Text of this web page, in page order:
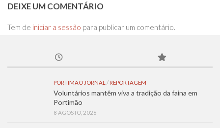
DEIXE UM COMENTÁRIO
Tem de iniciar a sessão para publicar um comentário.
PORTIMÃO JORNAL / REPORTAGEM
Voluntários mantêm viva a tradição da faina em
Portimão
8 AGOSTO, 2026